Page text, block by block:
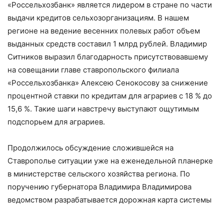
«Россельхозбанк» является лидером в стране по части
выдачи кредитов сельхозорганизациям. В нашем
регионе на ведение весенних полевых работ объем
выданных средств составил 1 млрд рублей. Владимир
Ситников выразил благодарность присутствовавшему
на совещании главе ставропольского филиала
«Россельхозбанка» Алексею Сенокосову за снижение
процентной ставки по кредитам для аграриев с 18 % до
15,6 %. Такие шаги навстречу выступают ощутимым
подспорьем для аграриев.
Продолжилось обсуждение сложившейся на
Ставрополье ситуации уже на еженедельной планерке
в министерстве сельского хозяйства региона. По
поручению губернатора Владимира Владимирова
ведомством разрабатывается дорожная карта системы